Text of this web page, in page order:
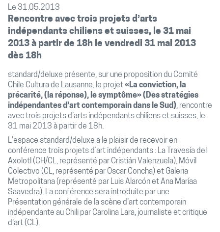
Le 31.05.2013
Rencontre avec trois projets d’arts
indépendants chiliens et suisses, le 31 mai
2013 à partir de 18h le vendredi 31 mai 2013
dès 18h
standard/deluxe présente, sur une proposition du Comité
Chile Cultura de Lausanne, le projet«La conviction, la
précarité, (la réponse), le symptôme» (Des stratégies
indépendantes d’art contemporain dans le Sud), rencontre
avec trois projets d’arts indépendants chiliens et suisses, le
31 mai 2013 à partir de 18h.
L’espace standard/deluxe a le plaisir de recevoir en
conférence trois projets d’art indépendants : La Travesía del
Axolotl (CH/CL, représenté par Cristián Valenzuela), Móvil
Colectivo (CL, représenté par Oscar Concha) et Galeria
Metropolitana (représenté par Luis Alarcón et Ana Maríaa
Saavedra). La conférence sera introduite par une
Présentation générale de la scène d'art contemporain
indépendante au Chili par Carolina Lara, journaliste et critique
d'art (CL).